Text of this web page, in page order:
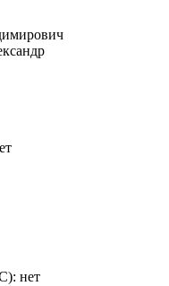
нет